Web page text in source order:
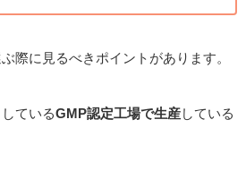
際に見るべきポイントがあります。
ているGMP認定工場で生産している